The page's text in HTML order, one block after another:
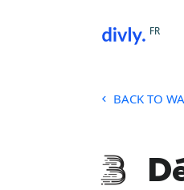
FR
BACK TO